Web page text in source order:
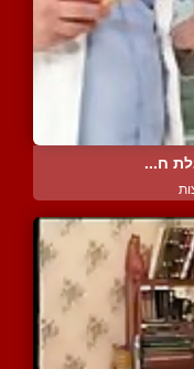
ח...